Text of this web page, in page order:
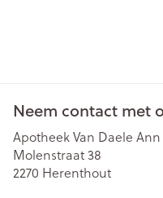
Neem contact met
Apotheek Van Daele Ann
Molenstraat 38
2270 Herenthout